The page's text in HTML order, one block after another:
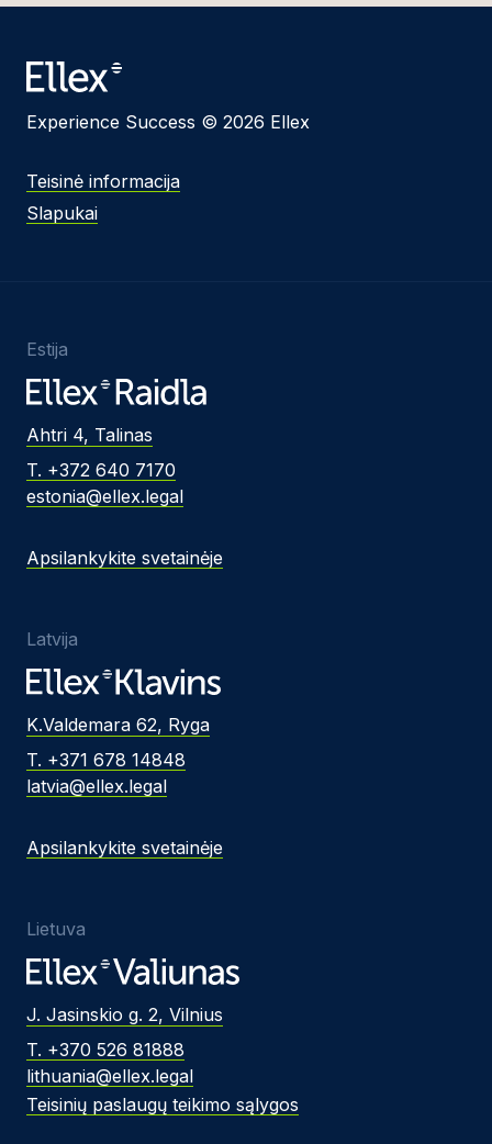
Experience Success © 2026 Ellex
Teisinė informacija
Slapukai
Estija
Ahtri 4, Talinas
T. +372 640 7170
estonia@ellex.legal
Apsilankykite svetainėje
Latvija
K.Valdemara 62, Ryga
T. +371 678 14848
latvia@ellex.legal
Apsilankykite svetainėje
Lietuva
J. Jasinskio g. 2, Vilnius
T. +370 526 81888
lithuania@ellex.legal
Teisinių paslaugų teikimo sąlygos